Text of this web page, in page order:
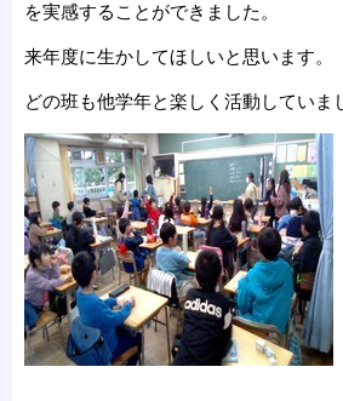
を実感することができました。
来年度に生かしてほしいと思います。
どの班も他学年と楽しく活動していま